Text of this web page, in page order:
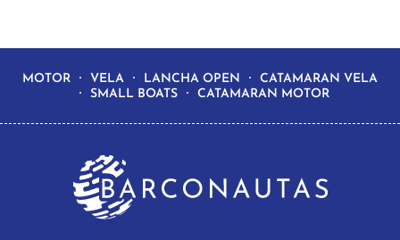
MOTOR VELA LANCHA OPEN
CATAMARAN VELA
SMALL BOATS
CATAMARAN MOTOR